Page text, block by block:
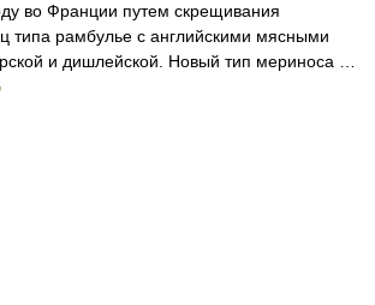
во Франции путем скрещивания
типа рамбулье с английскими мясными
и дишлейской. Новый тип мериноса …